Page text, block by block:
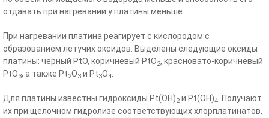
отдавать при нагревании у платины меньше.
При нагревании платина реагирует с кислородом с
образованием летучих оксидов. Выделены следующие оксиды
платины: черный PtO, коричневый PtO2, красновато-коричневый
PtO3, а также Pt2O3 и Pt3O4.
Для платины известны гидроксиды Pt(OH)2 и Pt(OH)4. Получают
их при щелочном гидролизе соответствующих хлорплатинатов,